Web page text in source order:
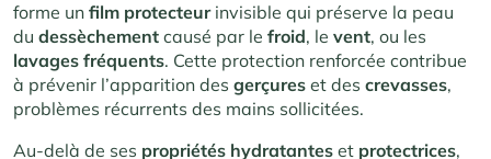
forme un film protecteur invisible qui préserve la peau
du dessèchement causé par le froid, le vent, ou les
lavages fréquents. Cette protection renforcée contribue
à prévenir l’apparition des gerçures et des crevasses,
problèmes récurrents des mains sollicitées.
Au-delà de ses propriétés hydratantes et protectrices,